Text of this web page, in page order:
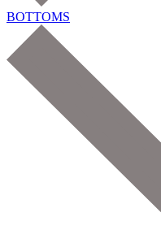
BOTTOMS